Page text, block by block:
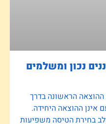
נכון ומשלמים
ההוצאה הראשונה בדרך
ההוצאה היחידה.
בחירת הטיסה משפיעות